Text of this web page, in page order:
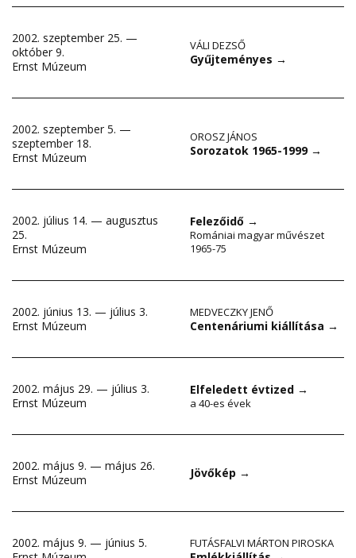
2002. szeptember 25. —
október 9.
Ernst Múzeum
VÁLI DEZSŐ
Gyűjteményes →
2002. szeptember 5. —
szeptember 18.
Ernst Múzeum
OROSZ JÁNOS
Sorozatok 1965-1999 →
2002. július 14. — augusztus
25.
Ernst Múzeum
Felezőidő →
Romániai magyar művészet
1965-75
2002. június 13. — július 3.
Ernst Múzeum
MEDVECZKY JENŐ
Centenáriumi kiállítása →
2002. május 29. — július 3.
Ernst Múzeum
Elfeledett évtized →
a 40-es évek
2002. május 9. — május 26.
Ernst Múzeum
Jövőkép →
2002. május 9. — június 5.
FUTÁSFALVI MÁRTON PIROSKA